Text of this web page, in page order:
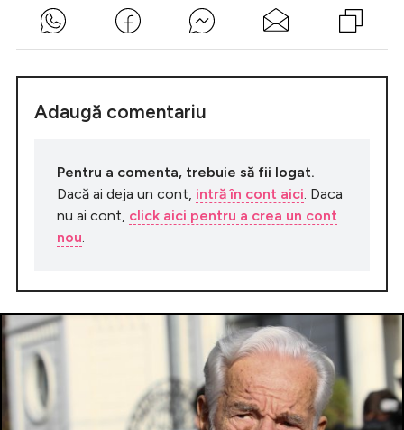
Adaugă comentariu
Pentru a comenta, trebuie să fii logat.
Dacă ai deja un cont, intră în cont aici . Daca
nu ai cont, click aici pentru a crea un cont
nou